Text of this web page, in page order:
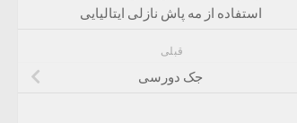
استفاده از مه پاش نازلی ایتالیایی
قبلی
جک دورسی